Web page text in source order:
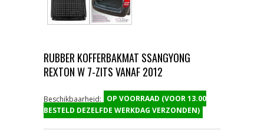
RUBBER KOFFERBAKMAT SSANGYONG
REXTON W 7-ZITS VANAF 2012
Beschikbaarheid:
OP VOORRAAD (VOOR 13.00
BESTELD DEZELFDE WERKDAG VERZONDEN)